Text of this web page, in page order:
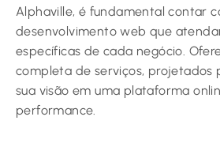
Alphaville, é fundamental contar
desenvolvimento web que
específicas de cada negócio.
completa de serviços, projetados
sua visão em uma plataforma
performance.